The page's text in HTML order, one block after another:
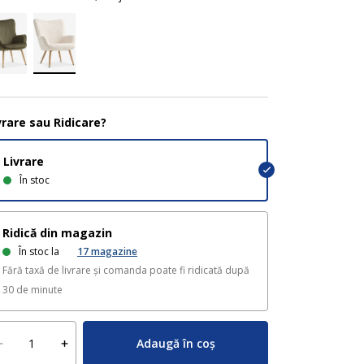
sau Ridicare?
Livrare
În stoc
Ridică din magazin
În stoc la 17magazine
Fără taxă de livrare și comanda poate fi ridicată după
30 de minute
Adaugă în coș